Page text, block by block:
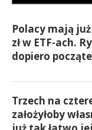
Polacy mają
zł w ETF-ach.
dopiero
Trzech na
założyłoby